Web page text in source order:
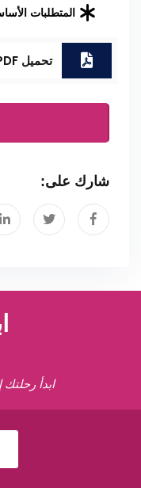
المتطلبات
تحميل PDF
شارك على:
ابدأ رحلتك